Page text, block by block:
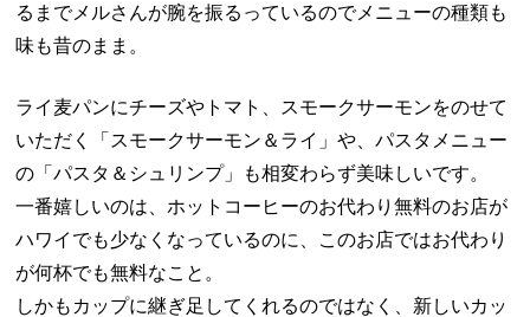
るまでメルさんが腕を振るっているのでメニューの種類も
味も昔のまま。
ライ麦パンにチーズやトマト、スモークサーモンをのせて
いただく「スモークサーモン＆ライ」や、パスタメニュー
の「パスタ＆シュリンプ」も相変わらず美味しいです。
一番嬉しいのは、ホットコーヒーのお代わり無料のお店が
ハワイでも少なくなっているのに、このお店ではお代わり
が何杯でも無料なこと。
しかもカップに継ぎ足してくれるのではなく、新しいカッ